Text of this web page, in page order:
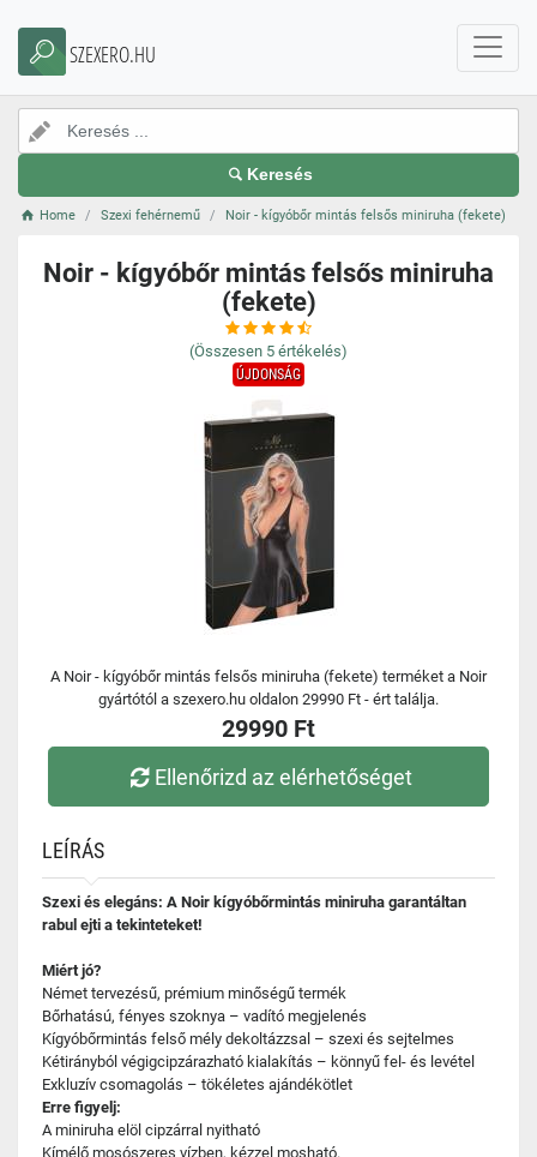
SZEXERO.HU
Keresés
Home Szexi fehérnemű Noir - kígyóbőr mintás felsős miniruha (fekete)
Noir - kígyóbőr mintás felsős miniruha
(fekete)
(Összesen 5 értékelés)
ÚJDONSÁG
A Noir - kígyóbőr mintás felsős miniruha (fekete) terméket a Noir
gyártótól a szexero.hu oldalon 29990 Ft - ért találja.
29990 Ft
Ellenőrizd az elérhetőséget
LEÍRÁS
Szexi és elegáns: A Noir kígyóbőrmintás miniruha garantáltan
rabul ejti a tekinteteket!
Miért jó?
Német tervezésű, prémium minőségű termék
Bőrhatású, fényes szoknya – vadító megjelenés
Kígyóbőrmintás felső mély dekoltázzsal – szexi és sejtelmes
Kétirányból végigcipzárazható kialakítás – könnyű fel- és levétel
Exkluzív csomagolás – tökéletes ajándékötlet
Erre figyelj:
A miniruha elöl cipzárral nyitható
Kímélő mosószeres vízben, kézzel mosható.